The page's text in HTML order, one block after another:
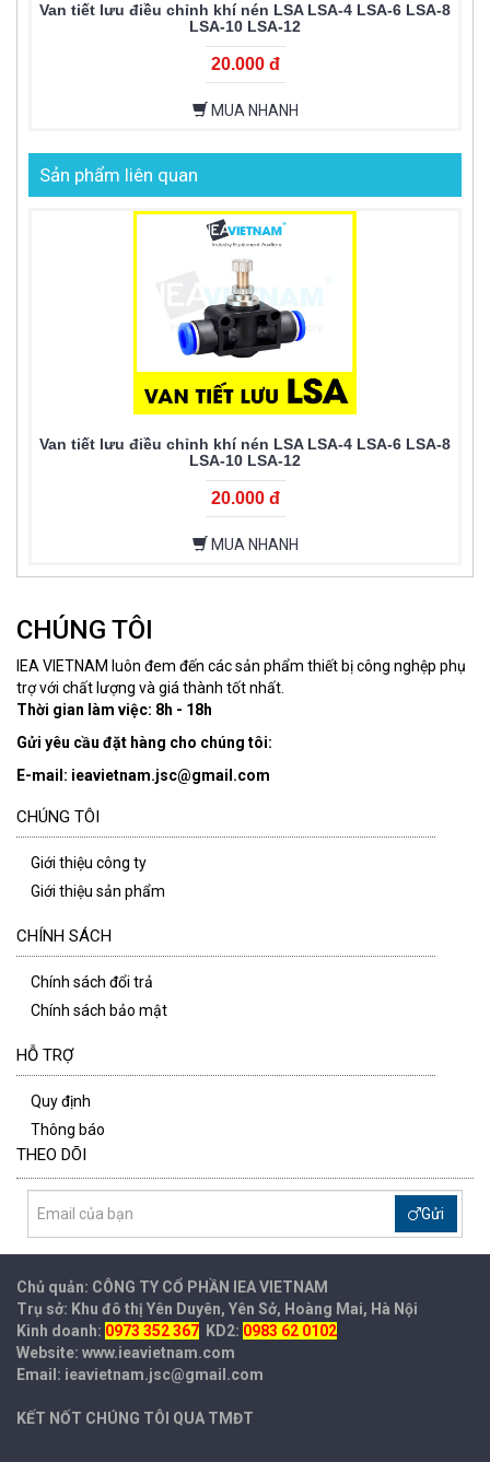
Van tiết lưu điều chỉnh khí nén LSA LSA-4 LSA-6 LSA-8
LSA-10 LSA-12
20.000 đ
MUA NHANH
Sản phẩm liên quan
Van tiết lưu điều chỉnh khí nén LSA LSA-4 LSA-6 LSA-8
LSA-10 LSA-12
20.000 đ
MUA NHANH
CHÚNG TÔI
IEA VIETNAM luôn đem đến các sản phẩm thiết bị công nghệp phụ
trợ với chất lượng và giá thành tốt nhất.
Thời gian làm việc: 8h - 18h
Gửi yêu cầu đặt hàng cho chúng tôi:
E-mail: ieavietnam.jsc@gmail.com
CHÚNG TÔI
Giới thiệu công ty
Giới thiệu sản phẩm
CHÍNH SÁCH
Chính sách đổi trả
Chính sách bảo mật
HỖ TRỢ
Quy định
Thông báo
THEO DÕI
Gửi
Chủ quản: CÔNG TY CỔ PHẦN IEAVIETNAM
Trụ sở: Khu đô thị Yên Duyên, Yên Sở, Hoàng Mai, Hà Nội
Kinh doanh: 0973 352 367 KD2: 0983 62 0102
Website: www.ieavietnam.com
Email: ieavietnam.jsc@gmail.com
KẾT NỐT CHÚNG TÔI QUA TMĐT